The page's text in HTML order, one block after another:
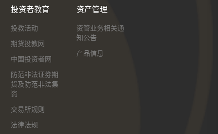
投资者教育
投教活动
期货投教网
中国投资者网
防范非法证券期
货及防范非法集
资
交易所规则
法律法规
资产管理
资管业务相关通
知公告
产品信息